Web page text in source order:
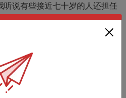
听说有些接近七十岁的人还担任